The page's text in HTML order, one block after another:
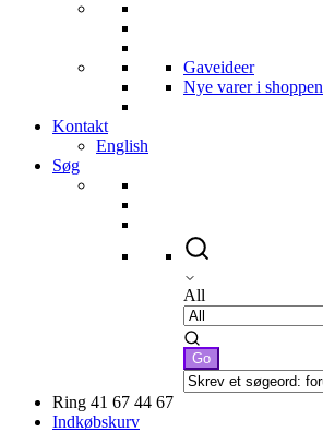
Gaveideer
Nye varer i shoppen
Kontakt
English
Søg
All
Ring 41 67 44 67
Indkøbskurv